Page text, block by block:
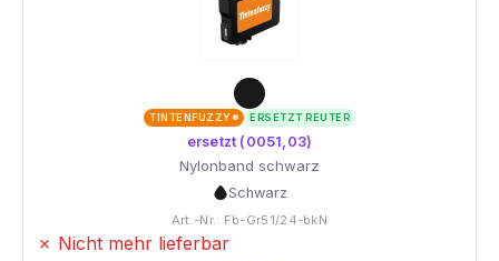
TINTENFUZZY® ERSETZT REUTER
ersetzt (0051,03)
Nylonband schwarz
Schwarz
Art.-Nr.: Fb-Gr51/24-bkN
✗ Nicht mehr lieferbar